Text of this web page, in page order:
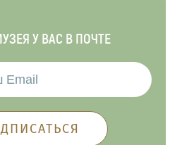
У ВАС В ПОЧТЕ